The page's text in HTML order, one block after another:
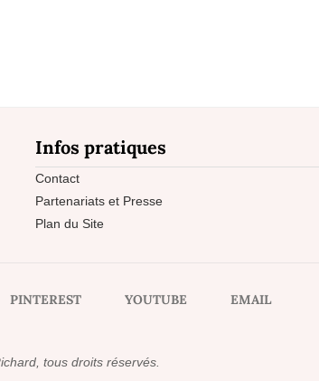
Infos pratiques
Contact
Partenariats et Presse
Plan du Site
PINTEREST YOUTUBE EMAIL
tous droits réservés.